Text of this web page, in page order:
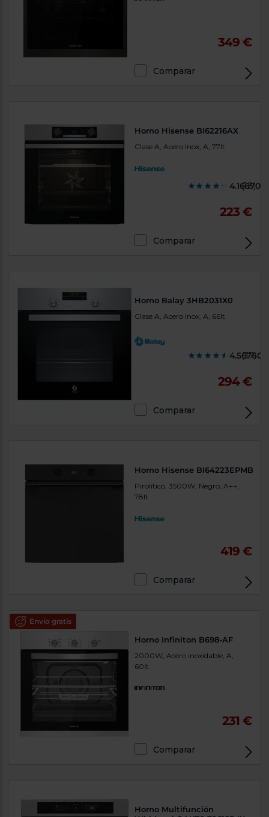
349 €
Comparar
Horno Hisense BI62216AX
Clase A, Acero Inox, A, 77lt
(18)
223 €
Comparar
Horno Balay 3HB2031X0
Clase A, Acero Inox, A, 66lt
(37)
294 €
Comparar
Horno Hisense BI64223EPMB
Pirolítico, 3500W, Negro, A++,
78lt
419 €
Comparar
Envío gratis
Horno Infiniton B698-AF
2000W, Acero inoxidable, A,
60lt
231 €
Comparar
Horno Multifunción